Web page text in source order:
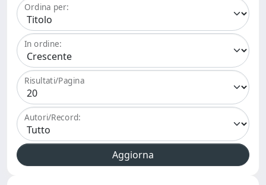
Ordina per:
In ordine:
Risultati/Pagina
Autori/Record: